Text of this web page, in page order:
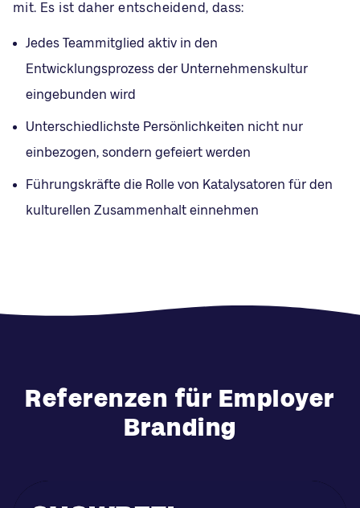
mit. Es ist daher entscheidend, dass:
Jedes Teammitglied aktiv in den
Entwicklungsprozess der Unternehmenskultur
eingebunden wird
Unterschiedlichste Persönlichkeiten nicht nur
einbezogen, sondern gefeiert werden
Führungskräfte die Rolle von Katalysatoren für den
kulturellen Zusammenhalt einnehmen
Referenzen für Employer
Branding